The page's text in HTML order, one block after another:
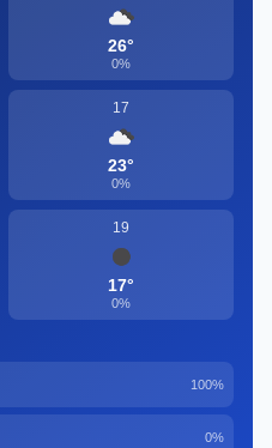
26°
0%
17
23°
0%
19
17°
0%
100%
0%